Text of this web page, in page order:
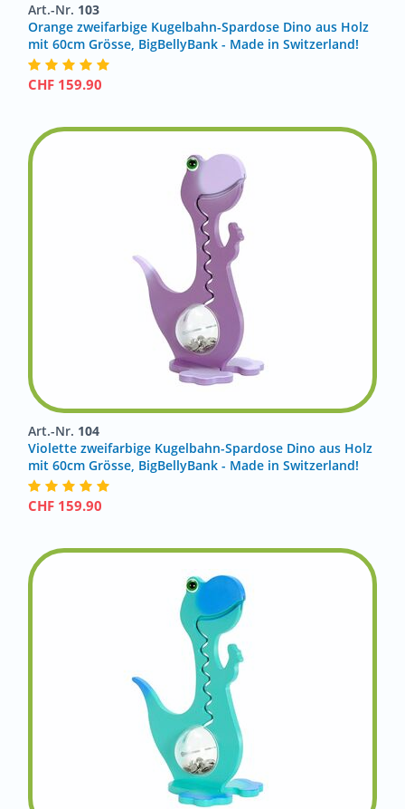
Art.-Nr. 103
Orange zweifarbige Kugelbahn-Spardose Dino aus Holz
mit 60cm Grösse, BigBellyBank - Made in Switzerland!
CHF 159.90
Art.-Nr. 104
Violette zweifarbige Kugelbahn-Spardose Dino aus Holz
mit 60cm Grösse, BigBellyBank - Made in Switzerland!
CHF 159.90